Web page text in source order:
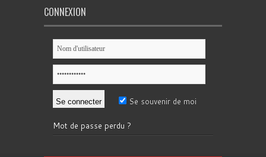
CONNEXION
Se souvenir de moi
Mot de passe perdu ?